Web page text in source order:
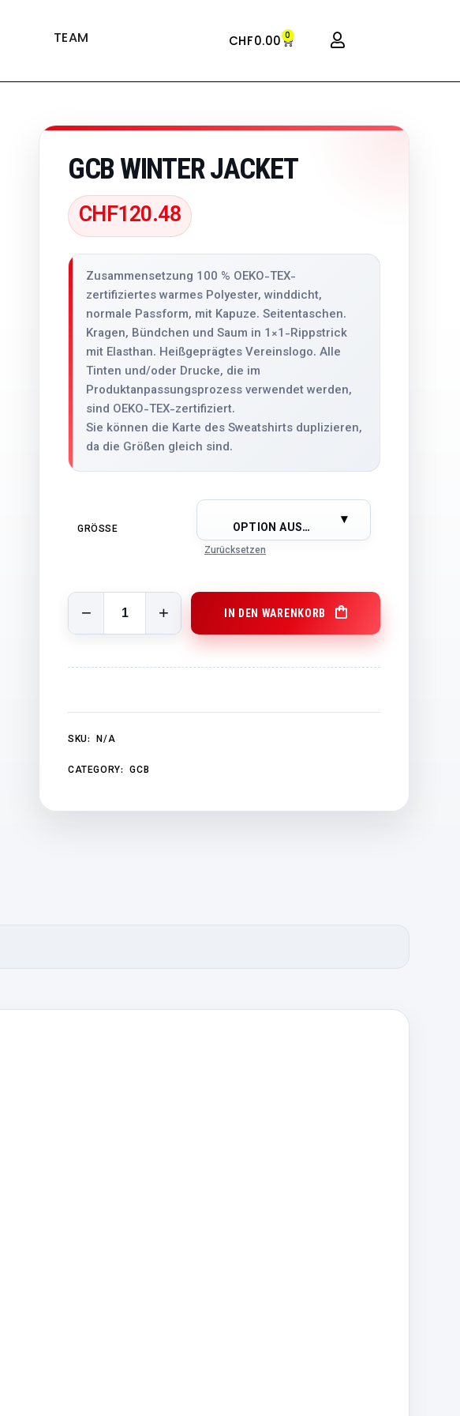
TEAM CHF0.00 0
GCB WINTER JACKET
CHF120.48
Zusammensetzung 100 % OEKO-TEX-
zertifiziertes warmes Polyester, winddicht,
normale Passform, mit Kapuze. Seitentaschen.
Kragen, Bündchen und Saum in 1×1-Rippstrick
mit Elasthan. Heißgeprägtes Vereinslogo. Alle
Tinten und/oder Drucke, die im
Produktanpassungsprozess verwendet werden,
sind OEKO-TEX-zertifiziert.
Sie können die Karte des Sweatshirts duplizieren,
da die Größen gleich sind.
GRÖSSE OPTION AUSWÄHLEN
Zurücksetzen
GCB WINTER JACKET quantityIN DEN WARENKORB
SKU: N/A
CATEGORY: GCB